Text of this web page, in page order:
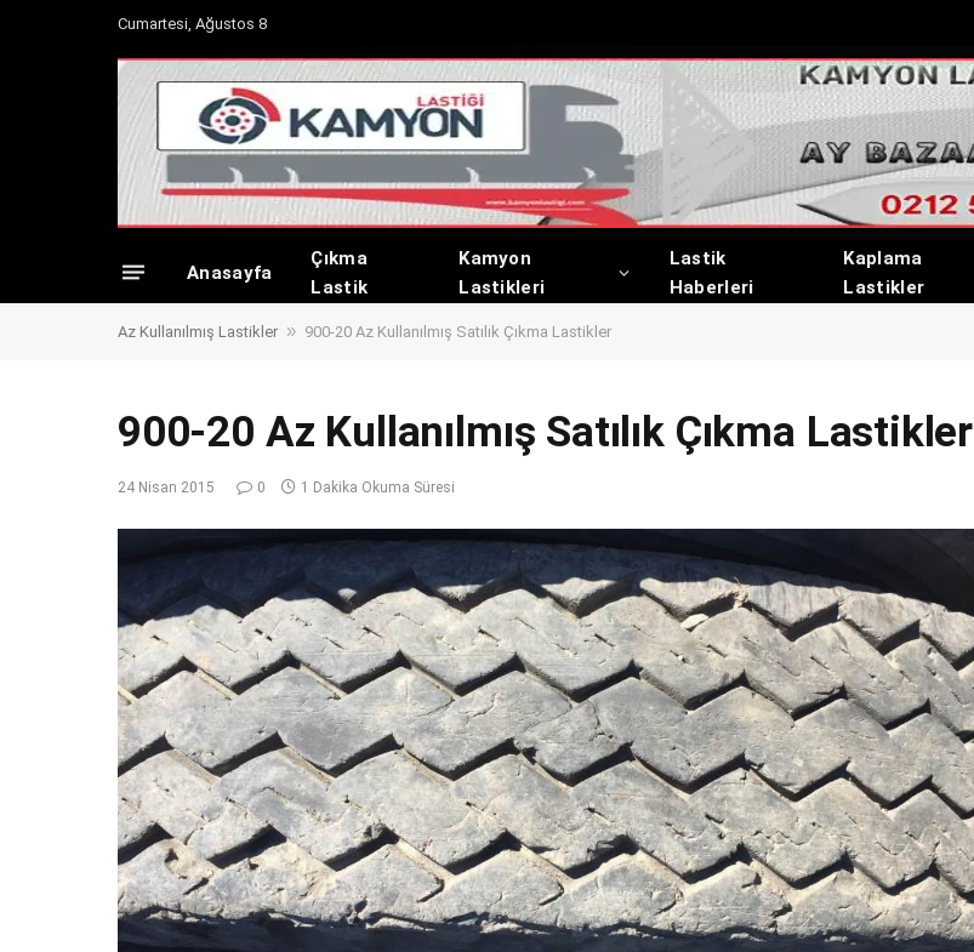
Cumartesi, Ağustos 8
Anasayfa
Çıkma
Lastik
Kamyon
Lastikleri
Lastik
Haberleri
Kaplama
Lastikler
Az Kullanılmış Lastikler » 900-20 Az Kullanılmış Satılık Çıkma Lastikler
900-20 Az Kullanılmış Satılık Çıkma Lastikler
24 Nisan 2015 0 1 Dakika Okuma Süresi